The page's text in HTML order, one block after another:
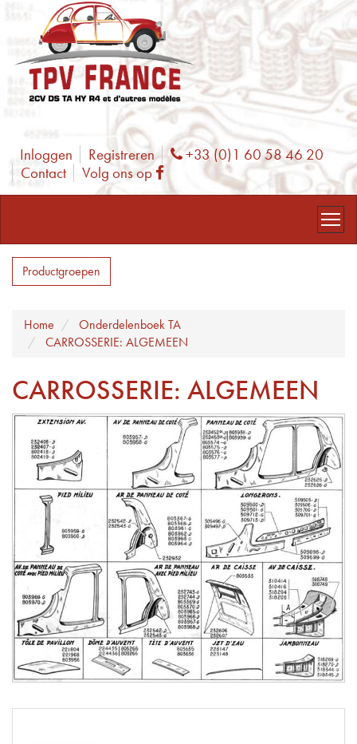
Inloggen Registreren Phone
+33 (0)1 60 58 46 20
Contact
Volg ons op Facebook
Productgroepen
Home
Onderdelenboek TA
CARROSSERIE: ALGEMEEN
CARROSSERIE: ALGEMEEN